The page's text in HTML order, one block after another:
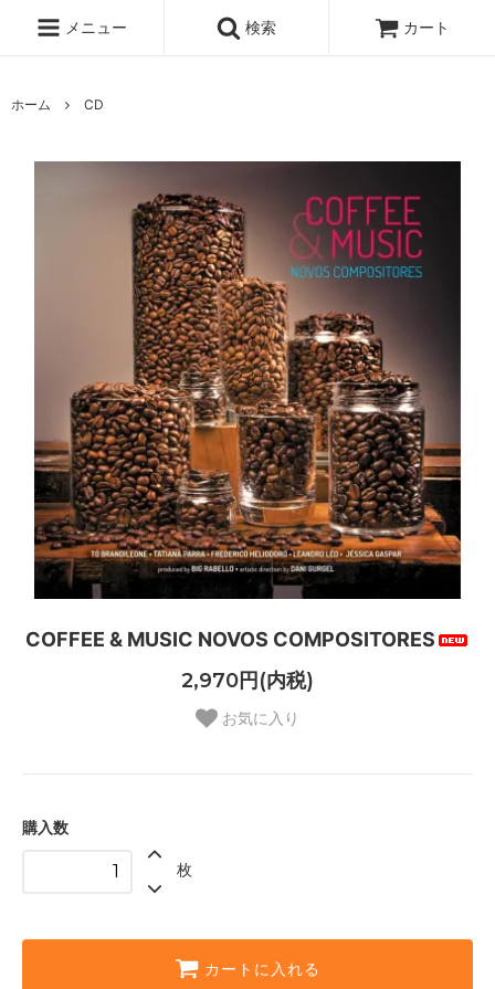
メニュー 検索 カート
ホーム CD
COFFEE & MUSIC NOVOS COMPOSITORES
2,970円(内税)
お気に入り
購入数
枚
カートに入れる